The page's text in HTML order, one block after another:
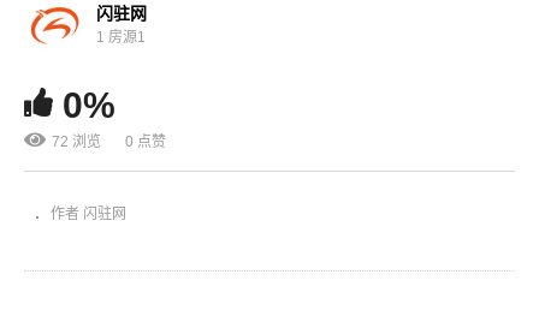
相城太平3200方多层厂房出租
闪驻网
1 房源1
0%
72 浏览 0 点赞
作者 闪驻网